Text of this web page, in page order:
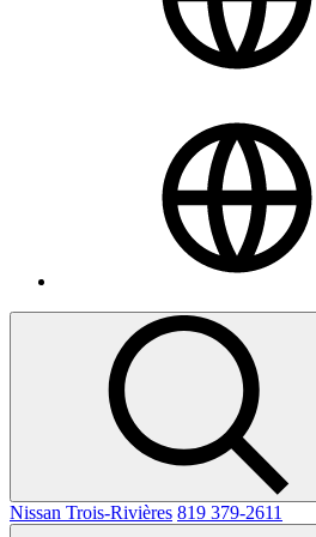
Nissan Trois-Rivières 819 379-2611